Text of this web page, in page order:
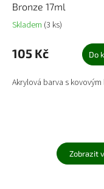
Bronze 17ml
Skladem (3 ks)
105 Kč Do
Akrylová barva s kovovým
Zobrazit